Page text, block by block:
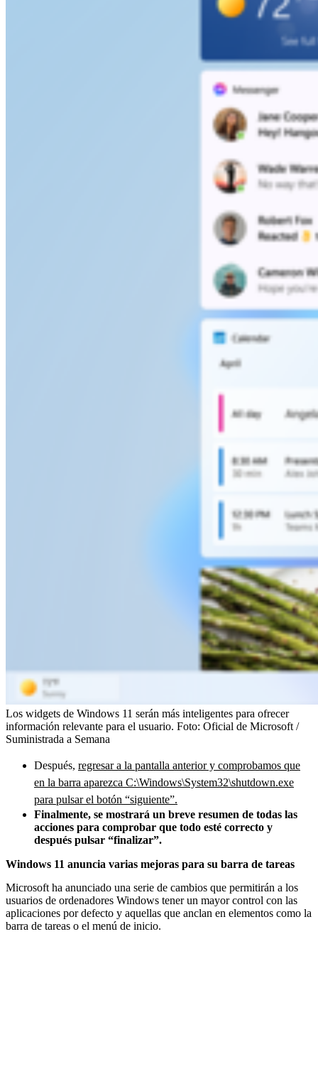
Los widgets de Windows 11 serán más inteligentes para ofrecer
información relevante para el usuario. Foto: Oficial de Microsoft /
Suministrada a Semana
Después, regresar a la pantalla anterior y comprobamos que
en la barra aparezca C:\Windows\System32\shutdown.exe
para pulsar el botón “siguiente”.
Finalmente, se mostrará un breve resumen de todas las
acciones para comprobar que todo esté correcto y
después pulsar “finalizar”.
Windows 11 anuncia varias mejoras para su barra de tareas
Microsoft ha anunciado una serie de cambios que permitirán a los
usuarios de ordenadores Windows tener un mayor control con las
aplicaciones por defecto y aquellas que anclan en elementos como la
barra de tareas o el menú de inicio.